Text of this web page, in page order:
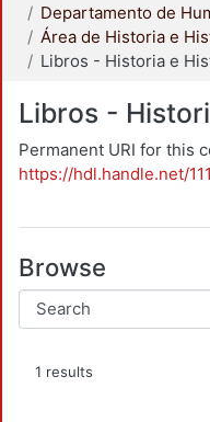
Libros -
Permanent URI for this
https://hdl.handle.net/
Browse
1 results